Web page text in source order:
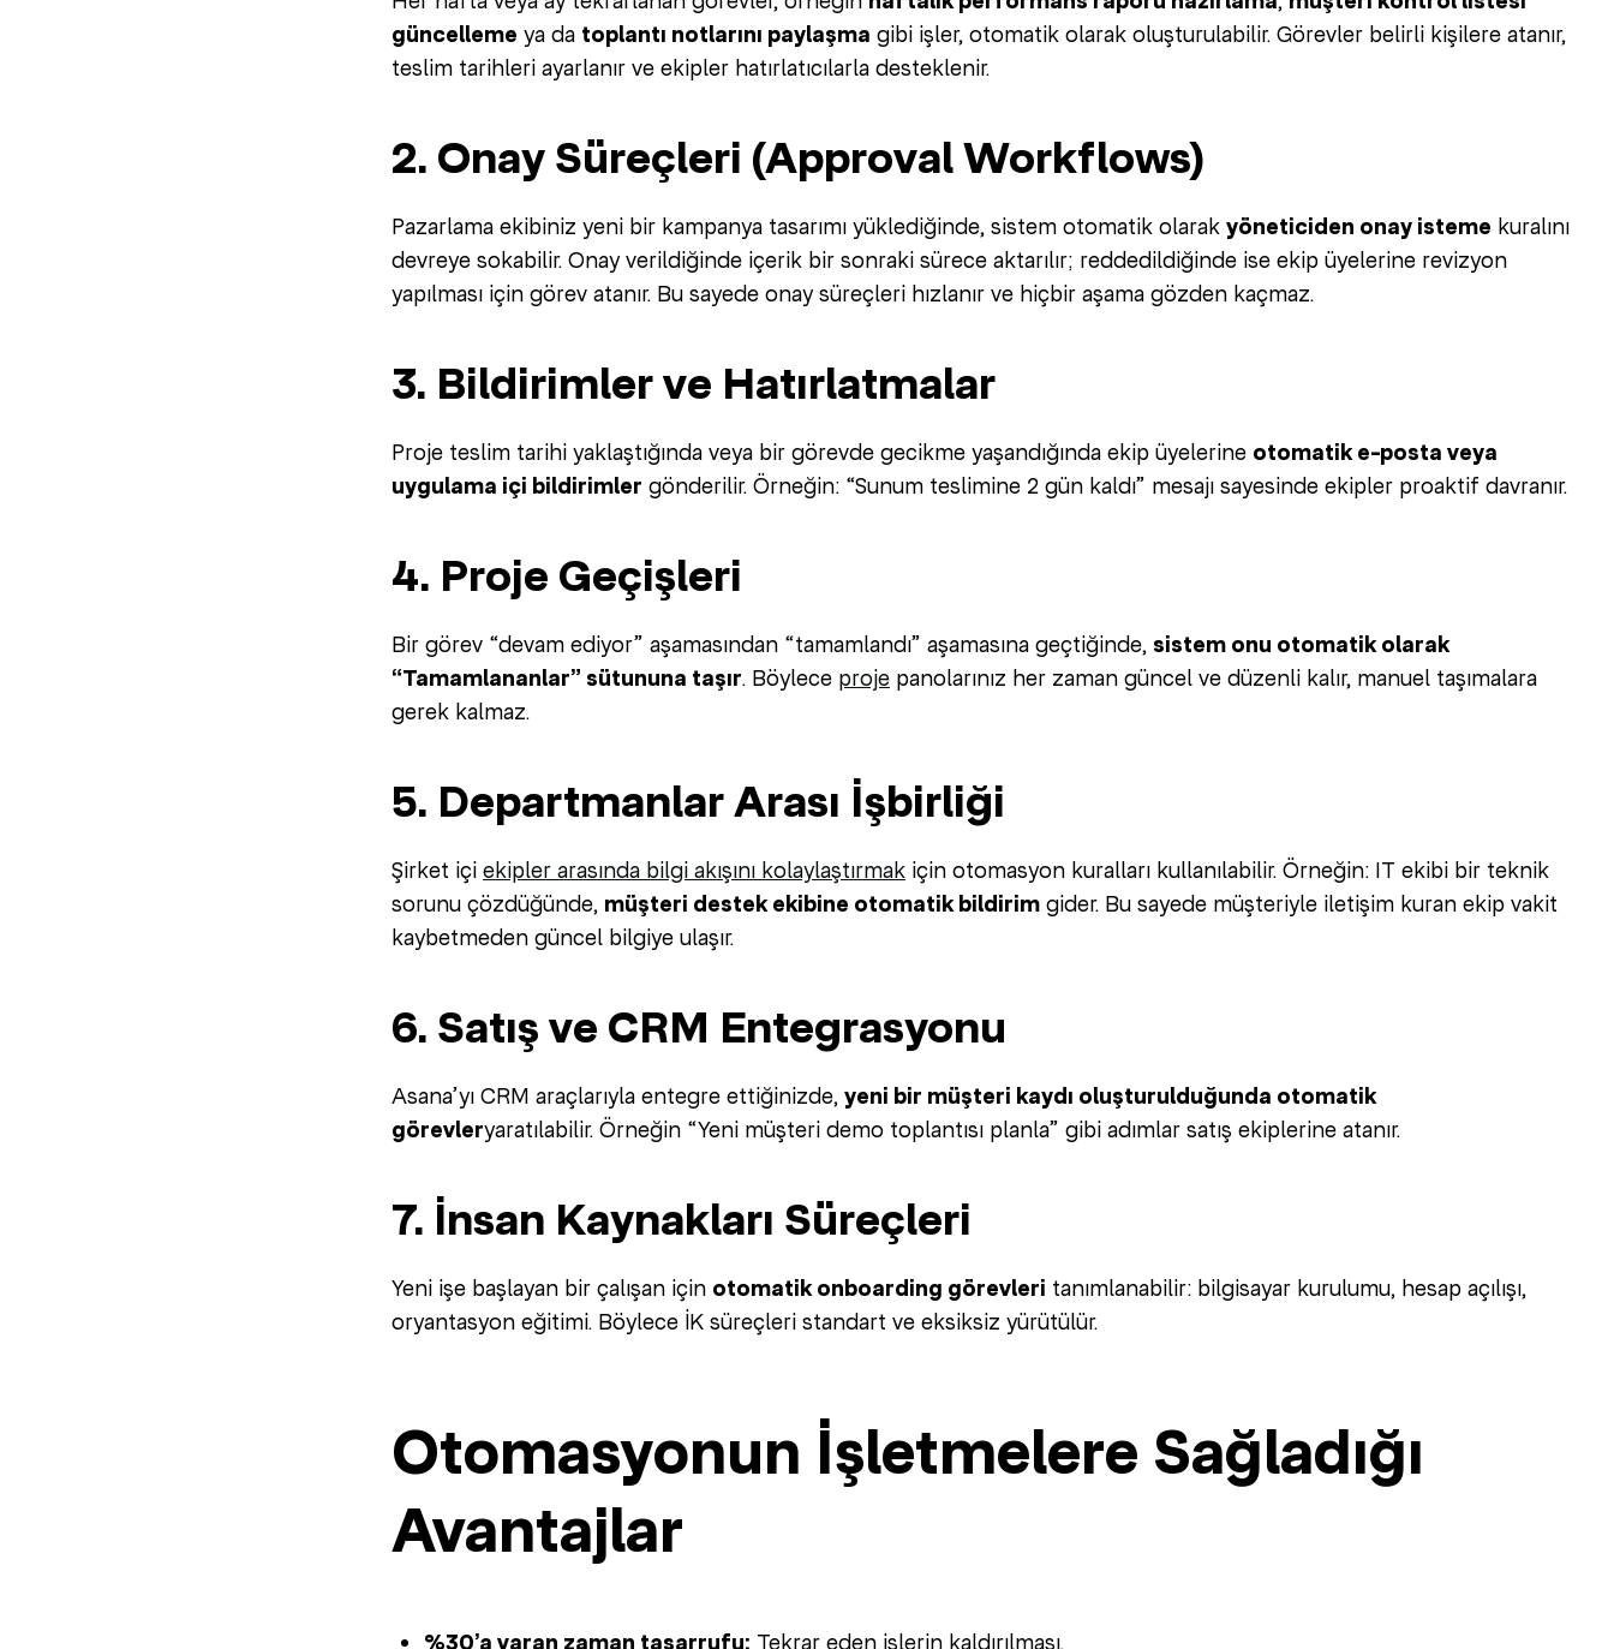
güncelleme ya da toplantı notlarını paylaşma gibi işler, otomatik olarak oluşturulabilir. Görevler belirli kişilere atanır,
teslim tarihleri ayarlanır ve ekipler hatırlatıcılarla desteklenir.
2. Onay Süreçleri (Approval Workflows)
Pazarlama ekibiniz yeni bir kampanya tasarımı yüklediğinde, sistem otomatik olarak yöneticiden onay isteme kuralını
devreye sokabilir. Onay verildiğinde içerik bir sonraki sürece aktarılır; reddedildiğinde ise ekip üyelerine revizyon
yapılması için görev atanır. Bu sayede onay süreçleri hızlanır ve hiçbir aşama gözden kaçmaz.
3. Bildirimler ve Hatırlatmalar
Proje teslim tarihi yaklaştığında veya bir görevde gecikme yaşandığında ekip üyelerine otomatik e-posta veya
uygulama içi bildirimler gönderilir. Örneğin: “Sunum teslimine 2 gün kaldı” mesajı sayesinde ekipler proaktif davranır.
4. Proje Geçişleri
Bir görev “devam ediyor” aşamasından “tamamlandı” aşamasına geçtiğinde, sistem onu otomatik olarak
“Tamamlananlar” sütununa taşır. Böylece proje panolarınız her zaman güncel ve düzenli kalır, manuel taşımalara
gerek kalmaz.
5. Departmanlar Arası İşbirliği
Şirket içi ekipler arasında bilgi akışını kolaylaştırmak için otomasyon kuralları kullanılabilir. Örneğin: IT ekibi bir teknik
sorunu çözdüğünde, müşteri destek ekibine otomatik bildirim gider. Bu sayede müşteriyle iletişim kuran ekip vakit
kaybetmeden güncel bilgiye ulaşır.
6. Satış ve CRM Entegrasyonu
Asana’yı CRM araçlarıyla entegre ettiğinizde, yeni bir müşteri kaydı oluşturulduğunda otomatik
görevleryaratılabilir. Örneğin “Yeni müşteri demo toplantısı planla” gibi adımlar satış ekiplerine atanır.
7. İnsan Kaynakları Süreçleri
Yeni işe başlayan bir çalışan için otomatik onboarding görevleri tanımlanabilir: bilgisayar kurulumu, hesap açılışı,
oryantasyon eğitimi. Böylece İK süreçleri standart ve eksiksiz yürütülür.
Otomasyonun İşletmelere Sağladığı
Avantajlar
%30’a varan zaman tasarrufu: Tekrar eden işlerin kaldırılması.